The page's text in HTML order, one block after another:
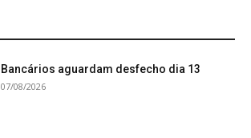
Bancários aguardam desfecho dia 13
07/08/2026